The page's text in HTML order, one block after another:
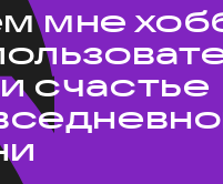
мне
счастье